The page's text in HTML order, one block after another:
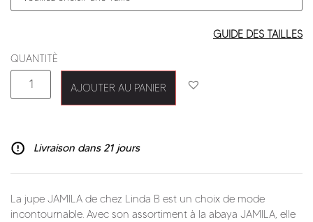
GUIDE DES TAILLES
AJOUTER AU PANIER
Livraison dans 21 jours
La jupe JAMILA de chez Linda B est un choix de mode
incontournable. Avec son assortiment à la abaya JAMILA, elle